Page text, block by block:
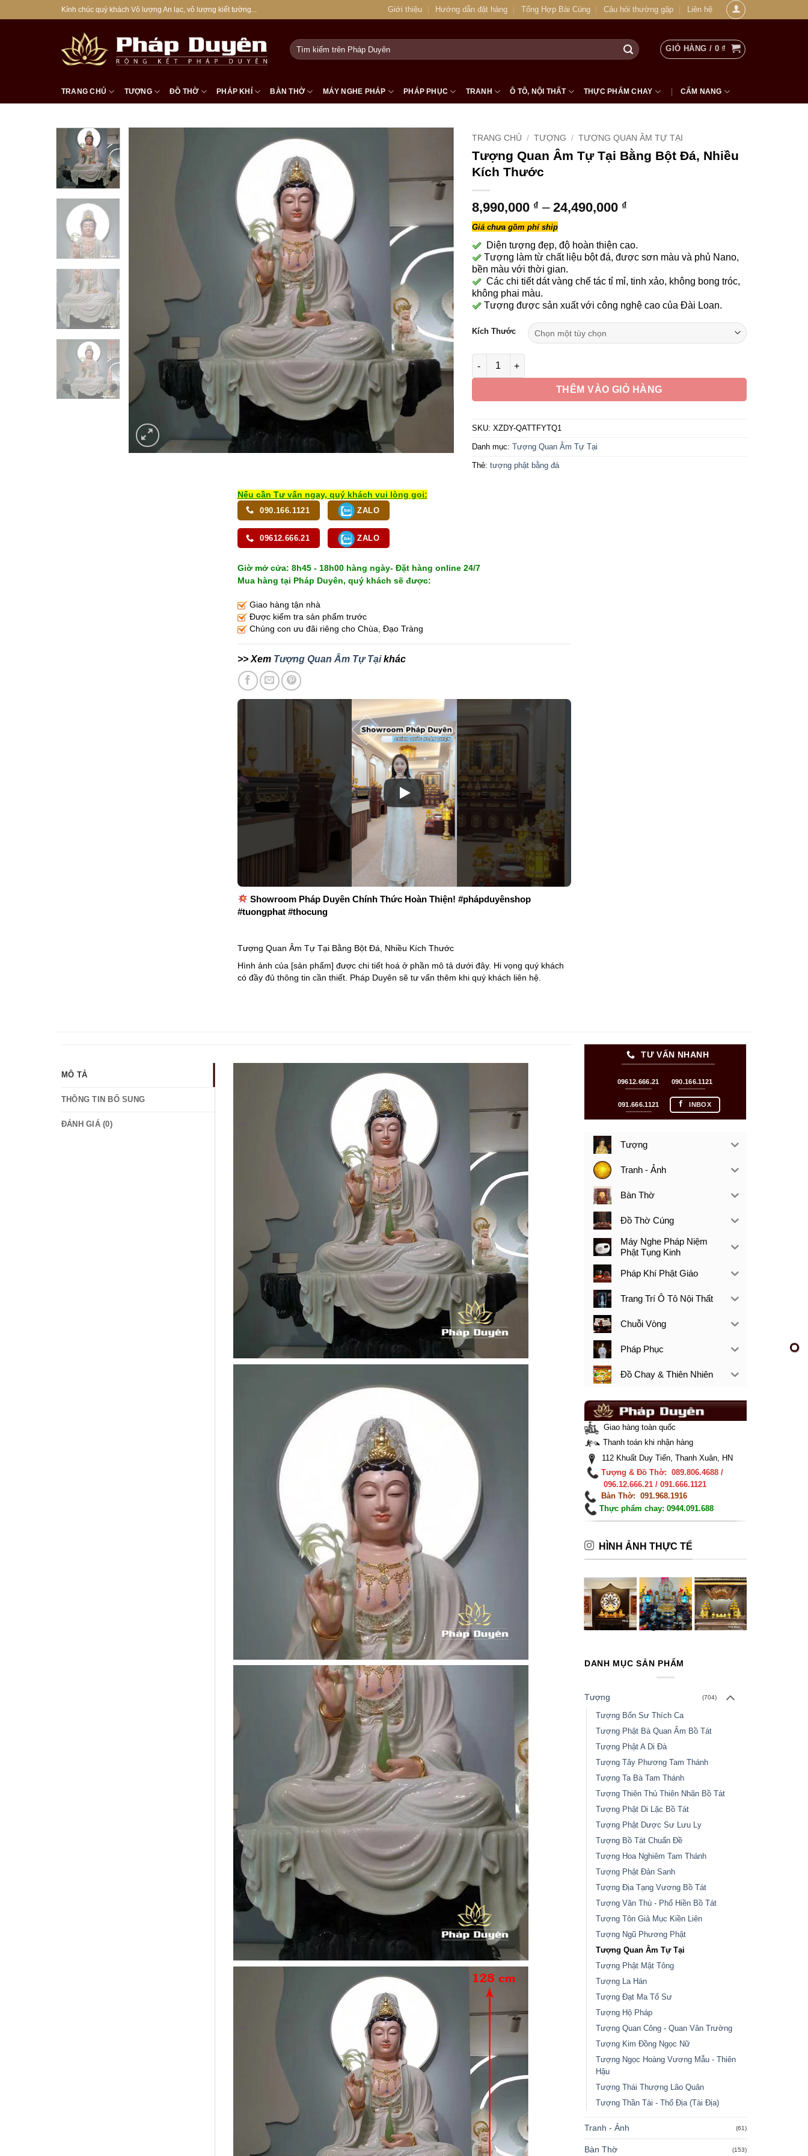
qua
Kính chúc quý khách Vô lượng An lạc, vô lượng kiết tường... Giới thiệu Hướng dẫn đặt hàng Tổng Hợp Bài Cúng Câu hỏi thường gặp Liên hệ
Tìm
kiếm:
GIỎ HÀNG / 0₫
TRANG CHỦ TƯỢNG ĐỒ THỜ PHÁP KHÍ BÀN THỜ MÁY NGHE PHÁP PHÁP PHỤC TRANH Ô TÔ, NỘI THẤT THỰC PHẨM CHAY CẨM NANG
TRANG CHỦ / TƯỢNG / TƯỢNG QUAN ÂM TỰ TẠI
Tượng Quan Âm Tự Tại Bằng Bột Đá, Nhiều
Kích Thước
8,990,000 ₫ – 24,490,000 ₫Khoảng
8,990,000 ₫
đến
Giá chưa gồm phí ship
Diện tượng đẹp, độ hoàn thiện cao.
Tượng làm từ chất liệu bột đá, được sơn màu và phủ Nano,
bền màu với thời gian.
Các chi tiết dát vàng chế tác tỉ mỉ, tinh xảo, không bong tróc,
không phai màu.
Tượng được sản xuất với công nghệ cao của Đài Loan.
Kích Thước
Tượng Quan Âm Tự Tại Bằng Bột Đá, Nhiều Kích Thước số lượng
THÊM VÀO GIỎ HÀNG
SKU: XZDY-QATTFYTQ1
Danh mục: Tượng Quan Âm Tự Tại
Thẻ: tượng phật bằng đá
Nếu cần Tư vấn ngay, quý khách vui lòng gọi:
090.166.1121 ZALO
09612.666.21 ZALO
Giờ mở cửa: 8h45 - 18h00 hàng ngày- Đặt hàng online 24/7
Mua hàng tại Pháp Duyên, quý khách sẽ được:
Giao hàng tận nhà
Được kiểm tra sản phẩm trước
Chúng con ưu đãi riêng cho Chùa, Đạo Tràng
>> Xem Tượng Quan Âm Tự Tạikhác
Showroom Pháp Duyên Chính Thức Hoàn Thiện! #phápduyênshop
#tuongphat #thocung
Tượng Quan Âm Tự Tại Bằng Bột Đá, Nhiều Kích Thước
Hình ảnh của [sản phẩm] được chi tiết hoá ở phần mô tả dưới đây. Hi vọng quý khách
có đầy đủ thông tin cần thiết. Pháp Duyên sẽ tư vấn thêm khi quý khách liên hệ.
MÔ TẢ
THÔNG TIN BỔ SUNG
ĐÁNH GIÁ (0)
TƯ VẤN NHANH
09612.666.21 090.166.1121
091.666.1121 INBOX
Tượng
Tranh - Ảnh
Bàn Thờ
Đồ Thờ Cúng
Máy Nghe Pháp Niệm
Phật Tụng Kinh
Pháp Khí Phật Giáo
Trang Trí Ô Tô Nội Thất
Chuỗi Vòng
Pháp Phục
Đồ Chay & Thiên Nhiên
Giao hàng toàn quốc
Thanh toán khi nhận hàng
112 Khuất Duy Tiến, Thanh Xuân, HN
Tượng & Đồ Thờ: 089.806.4688 /
096.12.666.21 / 091.666.1121
Bàn Thờ: 091.968.1916
Thực phẩm chay: 0944.091.688
HÌNH ẢNH THỰC TẾ
DANH MỤC SẢN PHẨM
Tượng (704)
Tượng Bổn Sư Thích Ca
Tượng Phật Bà Quan Âm Bồ Tát
Tượng Phật A Di Đà
Tượng Tây Phương Tam Thánh
Tượng Ta Bà Tam Thánh
Tượng Thiên Thủ Thiên Nhãn Bồ Tát
Tượng Phật Di Lặc Bồ Tát
Tượng Phật Dược Sư Lưu Ly
Tượng Bồ Tát Chuẩn Đề
Tượng Hoa Nghiêm Tam Thánh
Tượng Phật Đản Sanh
Tượng Địa Tạng Vương Bồ Tát
Tượng Văn Thù - Phổ Hiền Bồ Tát
Tượng Tôn Giả Mục Kiền Liên
Tượng Ngũ Phương Phật
Tượng Quan Âm Tự Tại
Tượng Phật Mật Tông
Tượng La Hán
Tượng Đạt Ma Tổ Sư
Tượng Hộ Pháp
Tượng Quan Công - Quan Vân Trường
Tượng Kim Đồng Ngọc Nữ
Tượng Ngọc Hoàng Vương Mẫu - Thiên
Hậu
Tượng Thái Thượng Lão Quân
Tượng Thần Tài - Thổ Địa (Tài Địa)
Tranh - Ảnh (61)
Bàn Thờ (153)